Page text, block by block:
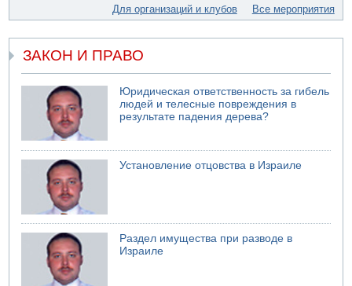
Для организаций и клубов Все мероприятия
ЗАКОН И ПРАВО
Юридическая ответственность за гибель
людей и телесные повреждения в
результате падения дерева?
Установление отцовства в Израиле
Раздел имущества при разводе в
Израиле